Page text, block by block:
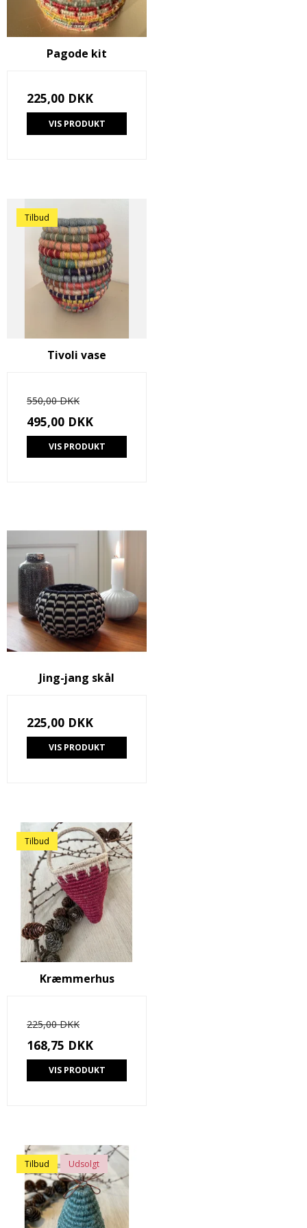
Pagode kit
225,00 DKK
VIS PRODUKT
Tilbud
Tivoli vase
550,00 DKK
495,00 DKK
VIS PRODUKT
Jing-jang skål
225,00 DKK
VIS PRODUKT
Tilbud
Kræmmerhus
225,00 DKK
168,75 DKK
VIS PRODUKT
Tilbud Udsolgt